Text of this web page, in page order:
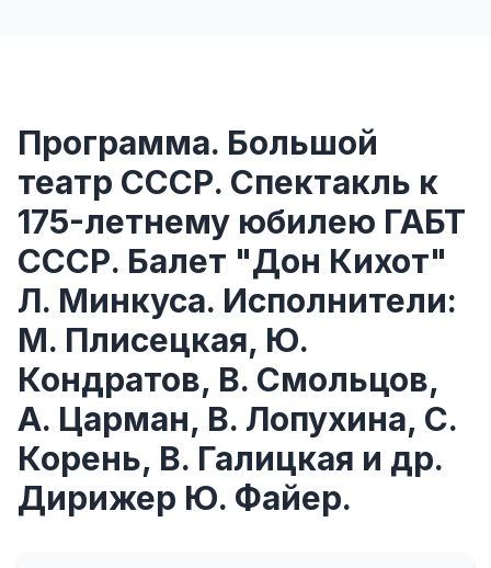
Программа. Большой
театр СССР. Спектакль к
175-летнему юбилею ГАБТ
СССР. Балет "Дон Кихот"
Л. Минкуса. Исполнители:
М. Плисецкая, Ю.
Кондратов, В. Смольцов,
А. Царман, В. Лопухина, С.
Корень, В. Галицкая и др.
Дирижер Ю. Файер.